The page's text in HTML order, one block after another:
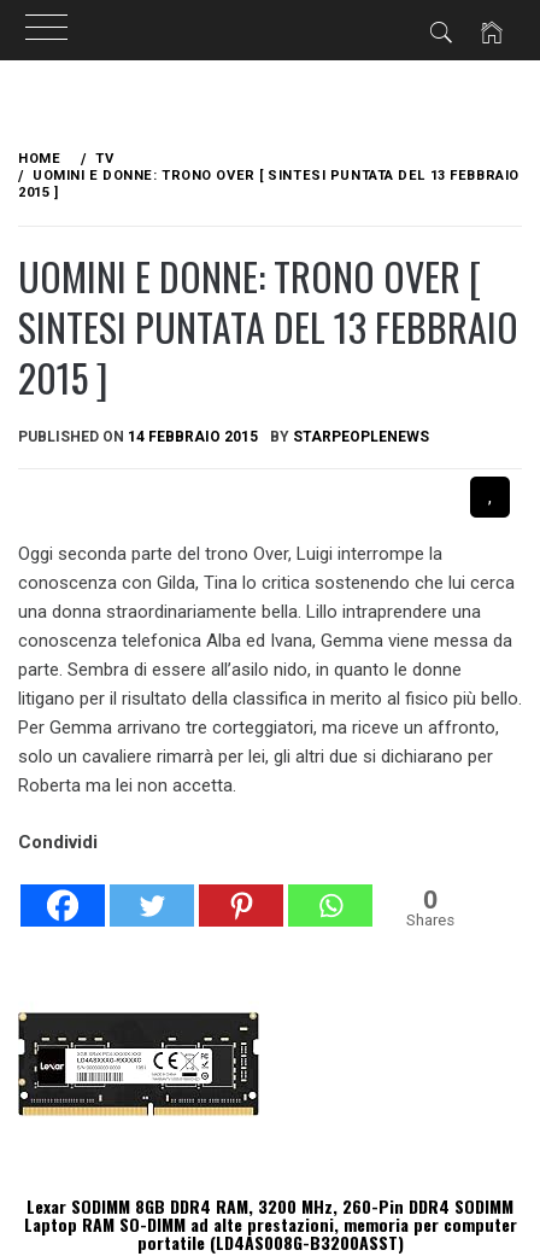
content
HOME
TV
UOMINI E DONNE: TRONO OVER [ SINTESI PUNTATA DEL 13 FEBBRAIO
2015 ]
UOMINI E DONNE: TRONO OVER [
SINTESI PUNTATA DEL 13 FEBBRAIO
2015 ]
PUBLISHED ON 14 FEBBRAIO 2015 BY STARPEOPLENEWS
,
Oggi seconda parte del trono Over, Luigi interrompe la
conoscenza con Gilda, Tina lo critica sostenendo che lui cerca
una donna straordinariamente bella. Lillo intraprendere una
conoscenza telefonica Alba ed Ivana, Gemma viene messa da
parte. Sembra di essere all’asilo nido, in quanto le donne
litigano per il risultato della classifica in merito al fisico più bello.
Per Gemma arrivano tre corteggiatori, ma riceve un affronto,
solo un cavaliere rimarrà per lei, gli altri due si dichiarano per
Roberta ma lei non accetta.
Condividi
0
Shares
Lexar SODIMM 8GB DDR4 RAM, 3200 MHz, 260-Pin DDR4 SODIMM
Laptop RAM SO-DIMM ad alte prestazioni, memoria per computer
portatile (LD4AS008G-B3200ASST)